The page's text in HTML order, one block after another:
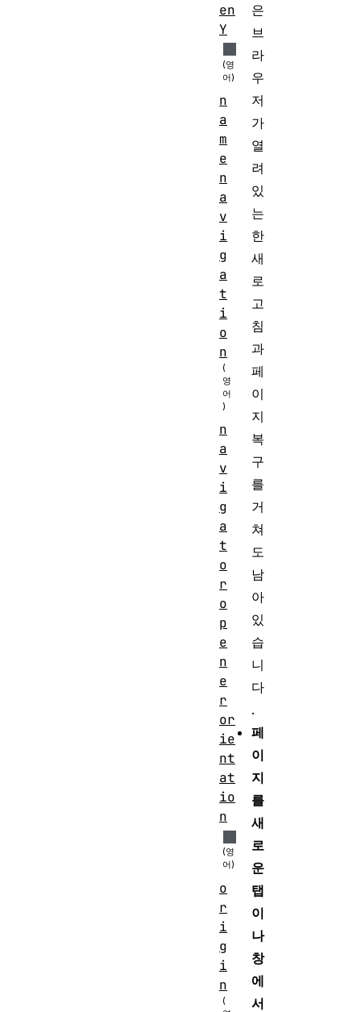
은
브
라
우
저
가
열
려
있
는
한
새
로
고
침
과
페
이
지
복
구
를
거
쳐
도
남
아
있
습
니
다
.
페
이
지
를
새
로
운
탭
이
나
창
에
서
en
Y
n
a
m
e
n
a
v
i
g
a
t
i
o
n
n
a
v
i
g
a
t
o
r
o
p
e
n
e
r
or
ie
nt
at
io
n
o
r
i
g
i
n